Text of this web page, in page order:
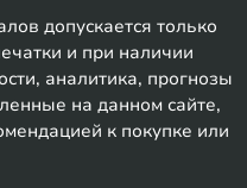
допускается только
и при наличии
аналитика, прогнозы
на данном сайте,
к покупке или